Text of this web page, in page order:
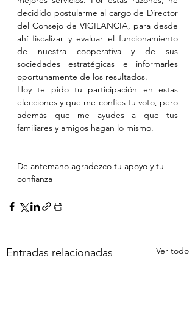
decidido postularme al cargo de Director
del Consejo de VIGILANCIA, para desde
ahí fiscalizar y evaluar el funcionamiento
de nuestra cooperativa y de sus
sociedades estratégicas e informarles
oportunamente de los resultados.
Hoy te pido tu participación en estas
elecciones y que me confíes tu voto, pero
además que me ayudes a que tus
familiares y amigos hagan lo mismo.
De antemano agradezco tu apoyo y tu
confianza
Entradas relacionadas Ver todo